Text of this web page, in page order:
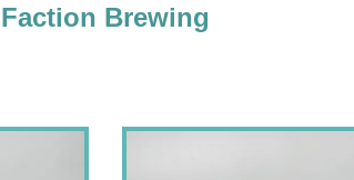
Faction Brewing